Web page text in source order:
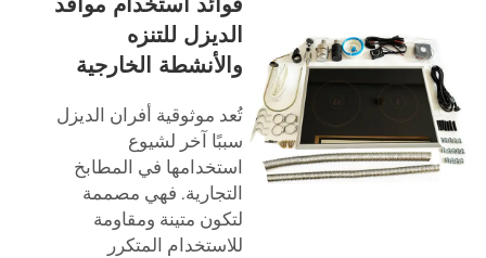
الديزل للتنزه
والأنشطة الخارجية
تُعد موثوقية أفران الديزل
سببًا آخر لشيوع
استخدامها في المطابخ
التجارية. فهي مصممة
لتكون متينة ومقاومة
للاستخدام المتكرر